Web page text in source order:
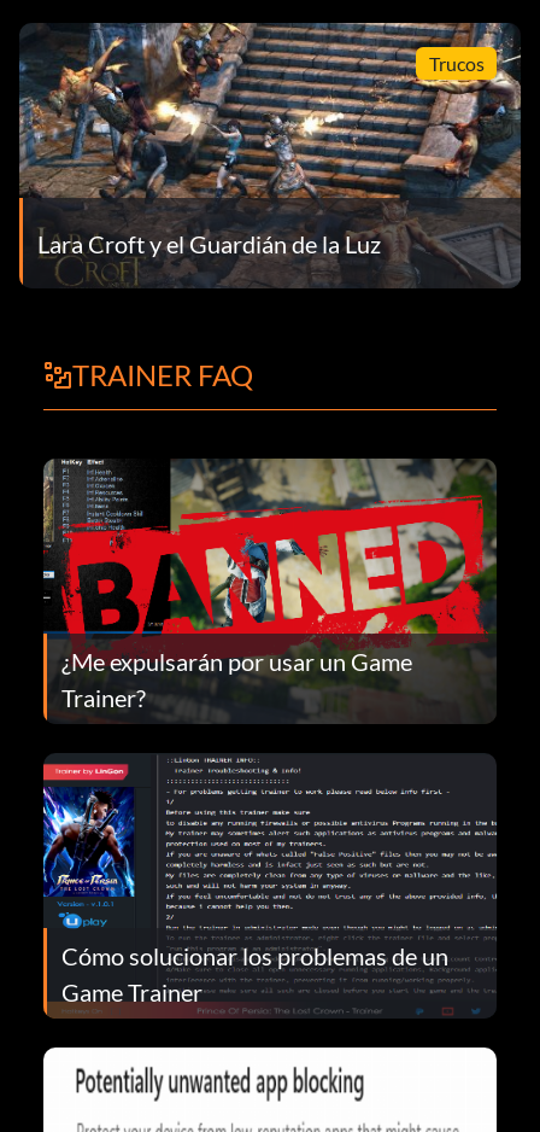
Trucos
Lara Croft y el Guardián de la Luz
TRAINER FAQ
¿Me expulsarán por usar un Game
Trainer?
Cómo solucionar los problemas de un
Game Trainer